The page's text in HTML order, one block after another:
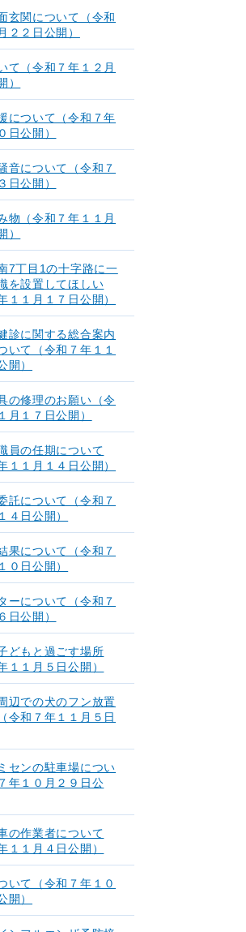
玄関について（令和
２２日公開）
て（令和７年１２月
）
について（令和７年
日公開）
音について（令和７
日公開）
物（令和７年１１月
）
7丁目1の十字路に一
を設置してほしい
１１月１７日公開）
診に関する総合案内
いて（令和７年１１
開）
の修理のお願い（令
月１７日公開）
員の任期について
１１月１４日公開）
託について（令和７
４日公開）
果について（令和７
０日公開）
ーについて（令和７
日公開）
どもと過ごす場所
１１月５日公開）
辺での犬のフン放置
令和７年１１月５日
センの駐車場につい
年１０月２９日公
の作業者について
１１月４日公開）
いて（令和７年１０
開）